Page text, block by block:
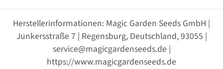
Herstellerinformationen: Magic Garden Seeds GmbH |
Junkersstraße 7 | Regensburg, Deutschland, 93055 |
service@magicgardenseeds.de |
https://www.magicgardenseeds.de